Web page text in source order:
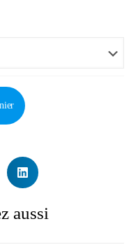
aussi